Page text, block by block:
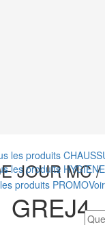
les produits
les produits HYGIENE
produits PROMO
JOUR MC
GREJ4